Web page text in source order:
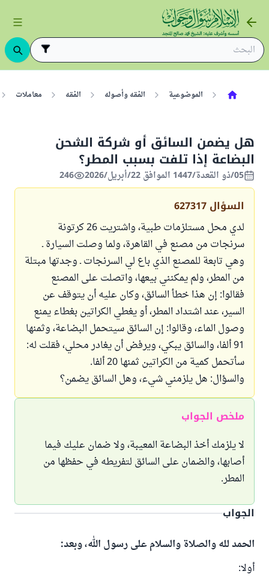
الموضوعية الفقه وأصوله الفقه معاملات
هل يضمن السائق أو شركة الشحن
البضاعة إذا تلفت بسبب المطر؟
05/ذو القعدة/1447 الموافق 22/أبريل/2026 246
السؤال 627317
لدي محل مستلزمات طبية، واشتريت 26 كرتونة
سرنجات من مصنع في القاهرة، ولما وصلت السيارة ـ
وهي تابعة للمصنع الذي باع لي السرنجات ـ وجدتها مبتلة
من المطر، ولم يمكنني بيعها، واتصلت على المصنع
فقالوا: إن هذا خطأ السائق، وكان عليه أن يتوقف عن
السير، عند اشتداد المطر، أو يغطي الكراتين بغطاء يمنع
وصول الماء، وقالوا: إن السائق سيتحمل البضاعة، وثمنها
91 ألفا، والسائق يبكي، ويرفض أن يغادر محلي، فقلت له:
سأتحمل كمية من الكراتين ثمنها 20 ألفا.
والسؤال: هل يلزمني شيء، وهل السائق يضمن؟
ملخص الجواب
لا يلزمك أخذ البضاعة المعيبة، ولا ضمان عليك فيما
أصابها، والضمان على السائق لتفريطه في حفظها من
المطر.
الجواب
الحمد لله والصلاة والسلام على رسول الله، وبعد:
أولا: